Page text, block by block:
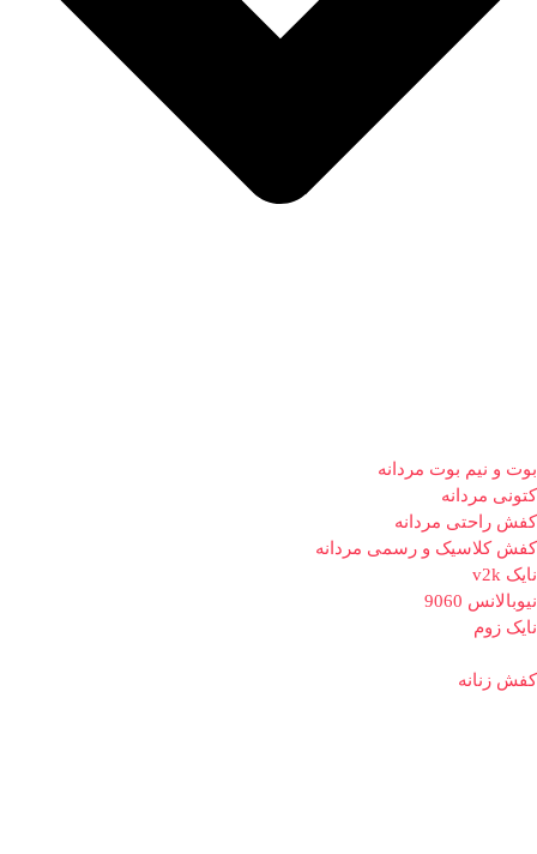
بوت و نیم بوت مردانه
کتونی مردانه
کفش راحتی مردانه
کفش کلاسیک و رسمی مردانه
نایک v2k
نیوبالانس 9060
نایک زوم
کفش زنانه